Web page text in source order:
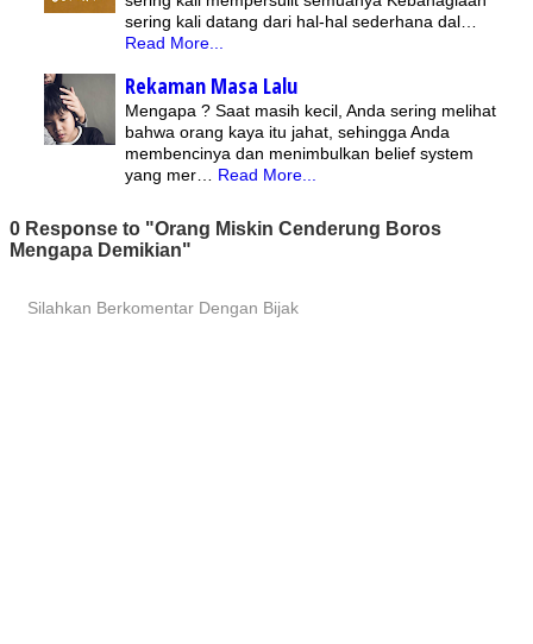
sering kali datang dari hal-hal sederhana dal…
Read More...
Rekaman Masa Lalu
Mengapa ? Saat masih kecil, Anda sering melihat
bahwa orang kaya itu jahat, sehingga Anda
membencinya dan menimbulkan belief system
yang mer… Read More...
0 Response to "Orang Miskin Cenderung Boros
Mengapa Demikian"
Silahkan Berkomentar Dengan Bijak